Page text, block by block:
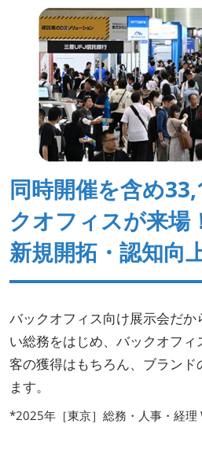
同時開催を含め
クオフィスが来場
新規開拓・認知向
バックオフィス向け展示会だ
い総務をはじめ、バックオフ
客の獲得はもちろん、ブランド
ます。
*2025年［東京］総務・人事・経理